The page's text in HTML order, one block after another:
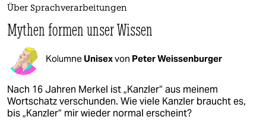
Über Sprachverarbeitungen
Mythen formen unser Wissen
Kolumne Unisexvon Peter Weissenburger
Nach 16 Jahren Merkel ist „Kanzler“ aus meinem
Wortschatz verschunden. Wie viele Kanzler braucht es,
bis „Kanzler“ mir wieder normal erscheint?